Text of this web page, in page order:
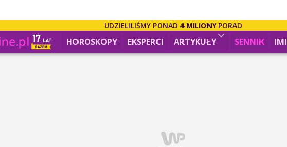
UDZIELILIŚMY PONAD 4 MILIONYPORAD
HOROSKOPY EKSPERCI ARTYKUŁY SENNIK